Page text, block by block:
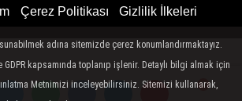
Çerez Politikası Gizlilik İlkeleri
adına sitemizde çerez konumlandırmaktayız.
GDPR kapsamında toplanıp işlenir. Detaylı bilgi almak için
Metnimizi inceleyebilirsiniz. Sitemizi kullanarak,